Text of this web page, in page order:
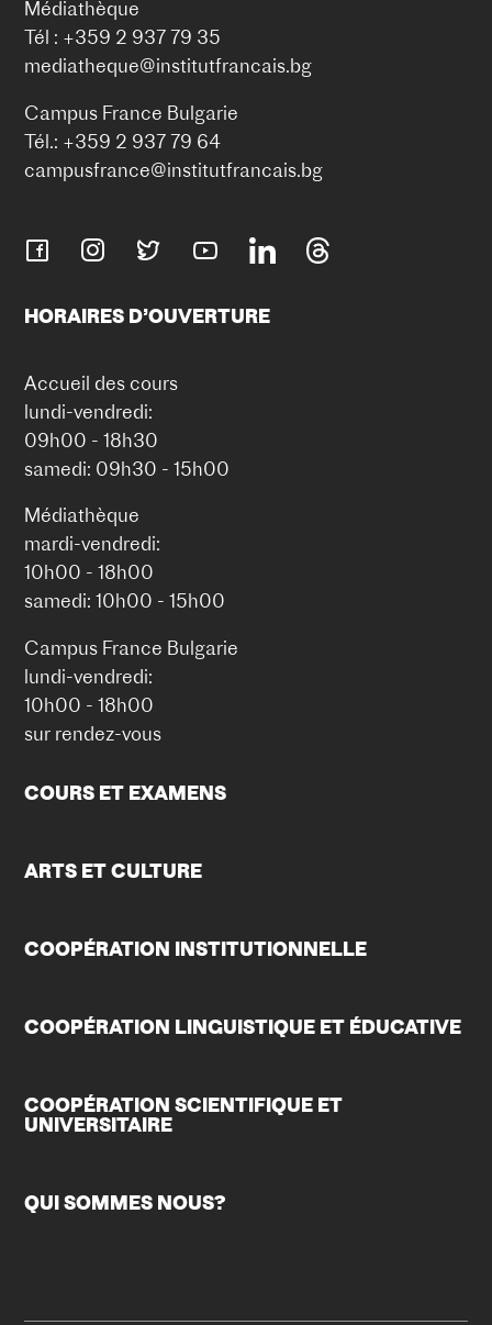
Médiathèque
Tél : +359 2 937 79 35
mediatheque@institutfrancais.bg
Campus France Bulgarie
Tél.: +359 2 937 79 64
campusfrance@institutfrancais.bg
HORAIRES D’OUVERTURE
Accueil des cours
lundi-vendredi:
09h00 - 18h30
samedi: 09h30 - 15h00
Médiathèque
mardi-vendredi:
10h00 - 18h00
samedi: 10h00 - 15h00
Campus France Bulgarie
lundi-vendredi:
10h00 - 18h00
sur rendez-vous
COURS ET EXAMENS
ARTS ET CULTURE
COOPÉRATION INSTITUTIONNELLE
COOPÉRATION LINGUISTIQUE ET ÉDUCATIVE
COOPÉRATION SCIENTIFIQUE ET
UNIVERSITAIRE
QUI SOMMES NOUS?